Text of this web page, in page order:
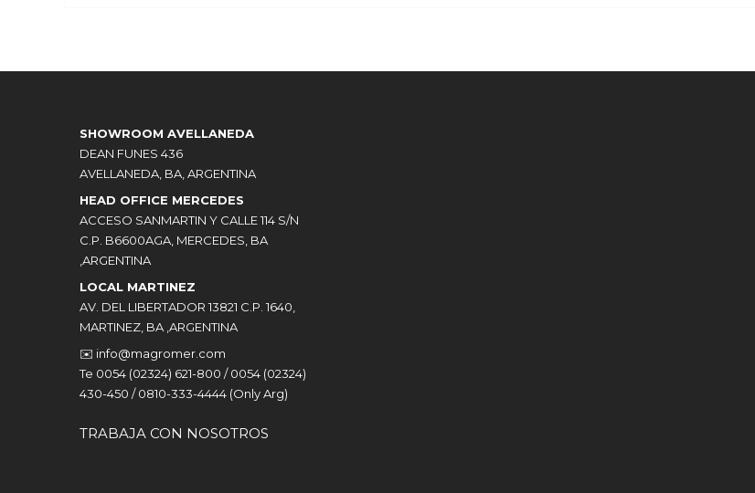
SHOWROOM AVELLANEDA
DEAN FUNES 436
AVELLANEDA, BA, ARGENTINA
HEAD OFFICE MERCEDES
ACCESO SANMARTIN Y CALLE 114 S/N
C.P. B6600AGA, MERCEDES, BA
,ARGENTINA
LOCAL MARTINEZ
AV. DEL LIBERTADOR 13821 C.P. 1640,
MARTINEZ, BA ,ARGENTINA
✉️ info@magromer.com
Te 0054 (02324) 621-800 / 0054 (02324)
430-450 / 0810-333-4444 (Only Arg)
TRABAJA CON NOSOTROS